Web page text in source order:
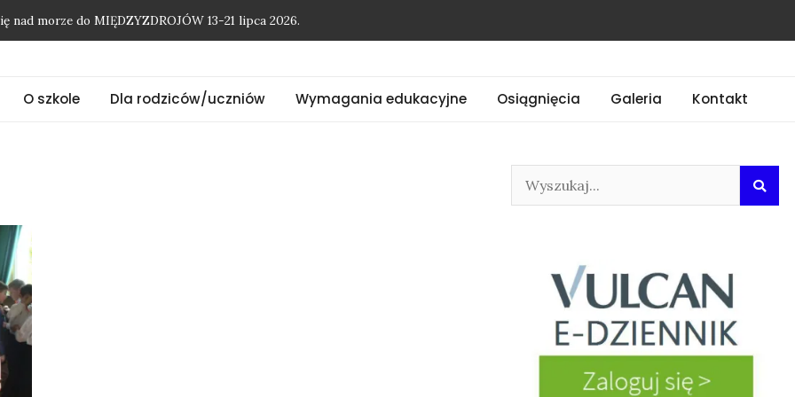
nad morze do MIĘDZYZDROJÓW 13-21 lipca 2026.
O szkole Dla rodziców/uczniów Wymagania edukacyjne Osiągnięcia Galeria Kontakt